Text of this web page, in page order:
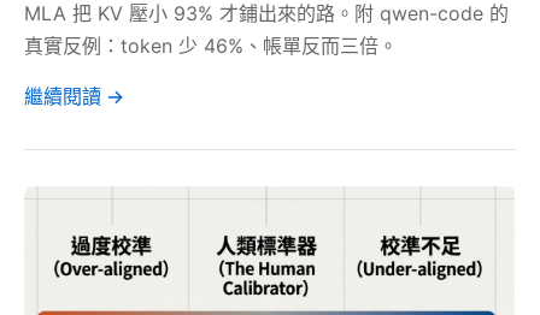
MLA 把 KV 壓小 93% 才鋪出來的路。附 qwen-code 的
真實反例：token 少 46%、帳單反而三倍。
繼續閱讀 →